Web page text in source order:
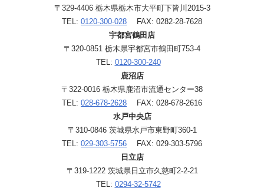
〒329-4406 栃木県栃木市大平町下皆川2015-3
TEL: 0120-300-028 FAX: 0282-28-7628
宇都宮鶴田店
〒320-0851 栃木県宇都宮市鶴田町753-4
TEL: 0120-300-240
鹿沼店
〒322-0016 栃木県鹿沼市流通センター38
TEL: 028-678-2628 FAX: 028-678-2616
水戸中央店
〒310-0846 茨城県水戸市東野町360-1
TEL: 029-303-5756 FAX: 029-303-5796
日立店
〒319-1222 茨城県日立市久慈町2-2-21
TEL: 0294-32-5742